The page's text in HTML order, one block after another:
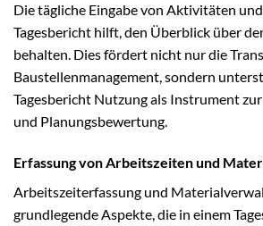
Die tägliche Eingabe von Aktivitäten
Tagesbericht hilft, den Überblick über
behalten. Dies fördert nicht nur die
Baustellenmanagement, sondern
Tagesbericht Nutzung als Instrument
und Planungsbewertung.
Erfassung von Arbeitszeiten und
Arbeitszeiterfassung und
grundlegende Aspekte, die in einem